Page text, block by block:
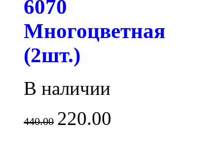
6070
Многоцветная
(2шт.)
В наличии
440.00 220.00